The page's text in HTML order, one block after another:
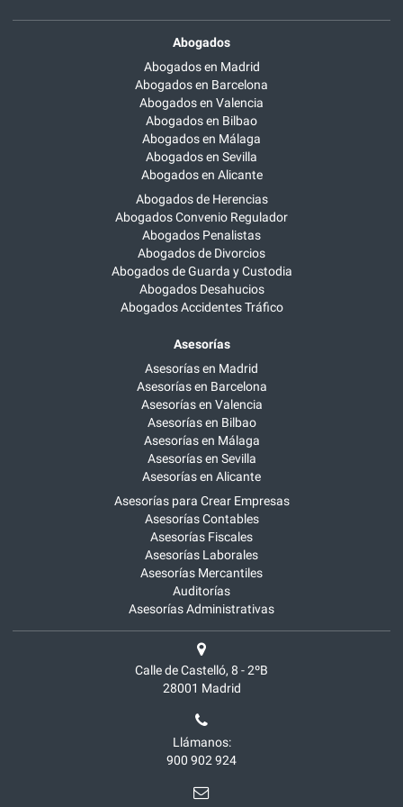
Abogados
Abogados en Madrid
Abogados en Barcelona
Abogados en Valencia
Abogados en Bilbao
Abogados en Málaga
Abogados en Sevilla
Abogados en Alicante
Abogados de Herencias
Abogados Convenio Regulador
Abogados Penalistas
Abogados de Divorcios
Abogados de Guarda y Custodia
Abogados Desahucios
Abogados Accidentes Tráfico
Asesorías
Asesorías en Madrid
Asesorías en Barcelona
Asesorías en Valencia
Asesorías en Bilbao
Asesorías en Málaga
Asesorías en Sevilla
Asesorías en Alicante
Asesorías para Crear Empresas
Asesorías Contables
Asesorías Fiscales
Asesorías Laborales
Asesorías Mercantiles
Auditorías
Asesorías Administrativas
Calle de Castelló, 8 - 2ºB
28001 Madrid
Llámanos:
900 902 924